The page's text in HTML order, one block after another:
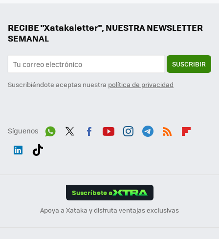
RECIBE "Xatakaletter", NUESTRA NEWSLETTER
SEMANAL
SUSCRIBIR
Suscribiéndote aceptas nuestra política de privacidad
Síguenos
Suscríbete a
Apoya a Xataka y disfruta ventajas exclusivas